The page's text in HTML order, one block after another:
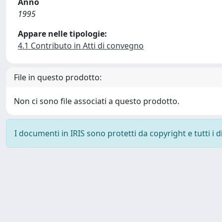
1995
Appare nelle tipologie:
4.1 Contributo in Atti di convegno
File in questo prodotto:
Non ci sono file associati a questo prodotto.
I documenti in IRIS sono protetti da copyright e tutti i